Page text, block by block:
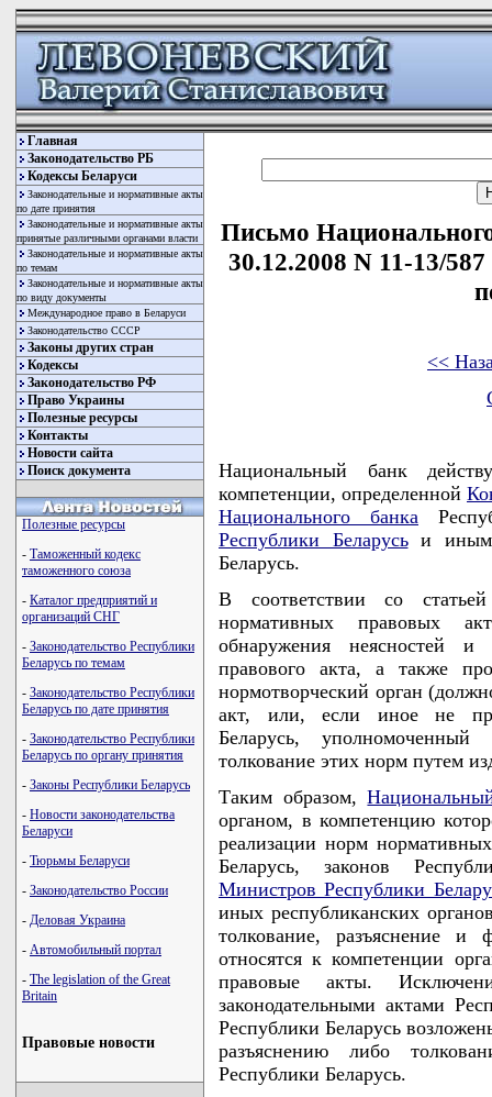
Главная
Законодательство РБ
Кодексы Беларуси
Законодательные и нормативные акты
по дате принятия
Законодательные и нормативные акты
принятые различными органами власти
Законодательные и нормативные акты
по темам
Законодательные и нормативные акты
по виду документы
Международное право в Беларуси
Законодательство СССР
Законы других стран
Кодексы
Законодательство РФ
Право Украины
Полезные ресурсы
Контакты
Новости сайта
Поиск документа
Полезные ресурсы
- Таможенный кодекс
таможенного союза
- Каталог предприятий и
организаций СНГ
- Законодательство Республики
Беларусь по темам
- Законодательство Республики
Беларусь по дате принятия
- Законодательство Республики
Беларусь по органу принятия
- Законы Республики Беларусь
- Новости законодательства
Беларуси
- Тюрьмы Беларуси
- Законодательство России
- Деловая Украина
- Автомобильный портал
- The legislation of the Great
Britain
Правовые новости
Письмо
30.12.2008 N 11-13/
<<
Национальный банк
компетенции, определенной
Национального банка
Республики Беларусьи иными
Беларусь.
В соответствии со
нормативных правовых
обнаружения неясностей и
правового акта, а также
нормотворческий орган
акт, или, если иное не
Беларусь,
толкование этих норм путем
Таким образом,
органом, в компетенцию
реализации норм
Беларусь, законов
Министров Республики
иных республиканских
толкование, разъяснение и
относятся к компетенции
правовые акты.
законодательными актами
Республики Беларусь
разъяснению либо
Республики Беларусь.